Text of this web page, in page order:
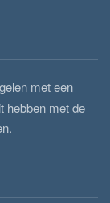
met een
hebben met de